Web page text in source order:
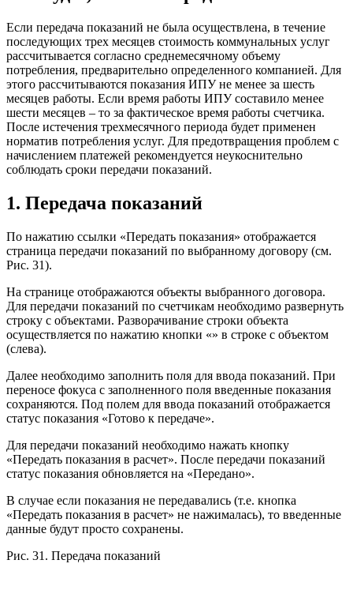
Если передача показаний не была осуществлена, в течение
последующих трех месяцев стоимость коммунальных услуг
рассчитывается согласно среднемесячному объему
потребления, предварительно определенного компанией. Для
этого рассчитываются показания ИПУ не менее за шесть
месяцев работы. Если время работы ИПУ составило менее
шести месяцев – то за фактическое время работы счетчика.
После истечения трехмесячного периода будет применен
норматив потребления услуг. Для предотвращения проблем с
начислением платежей рекомендуется неукоснительно
соблюдать сроки передачи показаний.
1. Передача показаний
По нажатию ссылки «Передать показания» отображается
страница передачи показаний по выбранному договору (см.
Рис. 31).
На странице отображаются объекты выбранного договора.
Для передачи показаний по счетчикам необходимо развернуть
строку с объектами. Разворачивание строки объекта
осуществляется по нажатию кнопки «» в строке с объектом
(слева).
Далее необходимо заполнить поля для ввода показаний. При
переносе фокуса с заполненного поля введенные показания
сохраняются. Под полем для ввода показаний отображается
статус показания «Готово к передаче».
Для передачи показаний необходимо нажать кнопку
«Передать показания в расчет». После передачи показаний
статус показания обновляется на «Передано».
В случае если показания не передавались (т.е. кнопка
«Передать показания в расчет» не нажималась), то введенные
данные будут просто сохранены.
Рис. 31. Передача показаний